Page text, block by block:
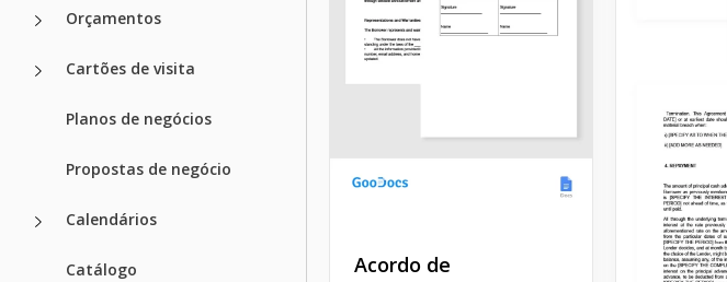
Orçamentos
Cartões de visita
Planos de negócios
Propostas de negócio
Calendários
Catálogo
Acordo de